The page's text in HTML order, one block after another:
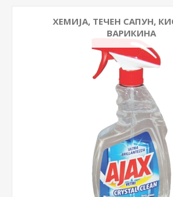
ХЕМИЈА, ТЕЧЕН САПУН,
ВАРИКИНА